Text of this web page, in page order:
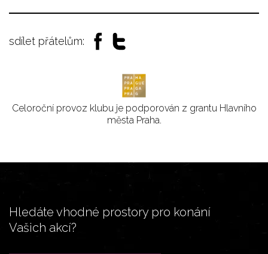
sdílet přátelům:
Celoroční provoz klubu je podporován z grantu Hlavního
města Praha.
Hledáte vhodné prostory pro konání
Vašich akcí?